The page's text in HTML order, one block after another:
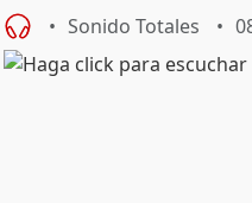
Sonido Totales